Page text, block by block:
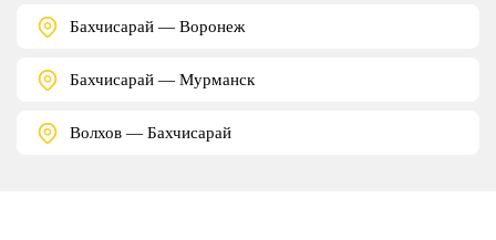
Бахчисарай — Воронеж
Бахчисарай — Мурманск
Волхов — Бахчисарай